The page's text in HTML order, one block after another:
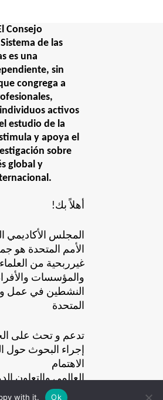
Consejo
de las
es una
sin
congrega a
activos
estudio de la
y apoya el
sobre
global y
!أهلاً بك
المجلس الأكاديمي
الأمم المتحدة هو
غيرربحية من
والمؤسسات
المتحدة
تدعم و تحث على
إجراء البحوث حول
الاهتمام
.العالمي والتعاون
with it. Ok